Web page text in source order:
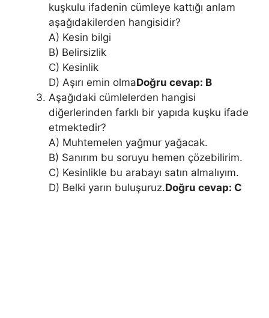
kuşkulu ifadenin cümleye kattığı anlam
aşağıdakilerden hangisidir?
A) Kesin bilgi
B) Belirsizlik
C) Kesinlik
D) Aşırı emin olmaDoğru cevap: B
Aşağıdaki cümlelerden hangisi
diğerlerinden farklı bir yapıda kuşku ifade
etmektedir?
A) Muhtemelen yağmur yağacak.
B) Sanırım bu soruyu hemen çözebilirim.
C) Kesinlikle bu arabayı satın almalıyım.
D) Belki yarın buluşuruz.Doğru cevap: C